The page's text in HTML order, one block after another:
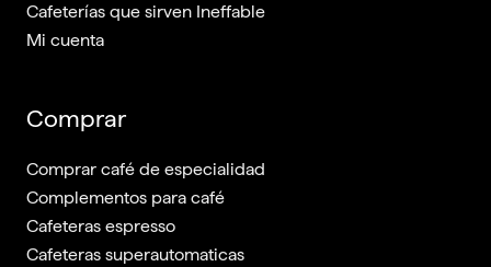
Cafeterías que sirven Ineffable
Mi cuenta
Comprar
Comprar café de especialidad
Complementos para café
Cafeteras espresso
Cafeteras superautomaticas